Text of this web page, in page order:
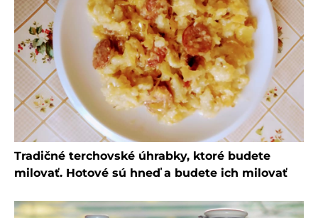
Tradičné terchovské úhrabky, ktoré budete
milovať. Hotové sú hneď a budete ich milovať